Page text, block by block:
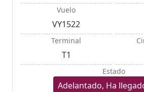
Vuelo
VY1522
Terminal
T1
Estado
Adelantado, Ha